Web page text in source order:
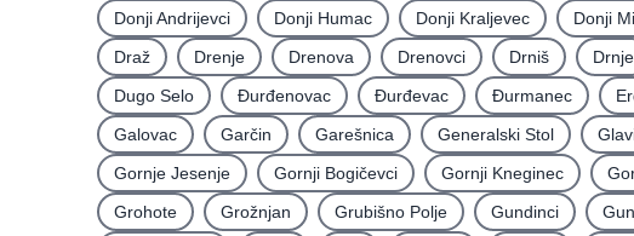
Donji Andrijevci
Donji Humac Donji Kraljevec Donji
Draž
Drenje Drenova Drenovci Drniš Drnje
Dugo Selo
Ðurđenovac Ðurđevac Ðurmanec
Galovac
Garčin Garešnica Generalski Stol
Gornje Jesenje
Gornji Bogičevci Gornji Kneginec
Grohote
Grožnjan Grubišno Polje Gundinci